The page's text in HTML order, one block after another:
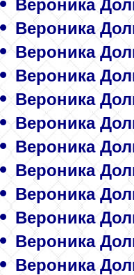
Вероника
Вероника
Вероника
Вероника
Вероника
Вероника
Вероника
Вероника
Вероника
Вероника
Вероника
Вероника